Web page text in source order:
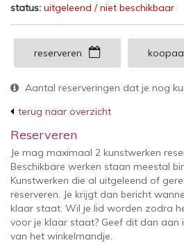
status: uitgeleend / niet beschikbaar
reserveren
Aantal reserveringen dat je nog
terug naar overzicht
Reserveren
Je mag maximaal 2 kunstwerken
Beschikbare werken staan meestal
Kunstwerken die al uitgeleend of
reserveren. Je krijgt dan bericht
klaar staat. Wil je lid worden zodra
voor je klaar staat? Geef dit dan aan
van het winkelmandje.